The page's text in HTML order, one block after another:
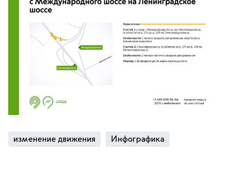
изменение движения Инфографика